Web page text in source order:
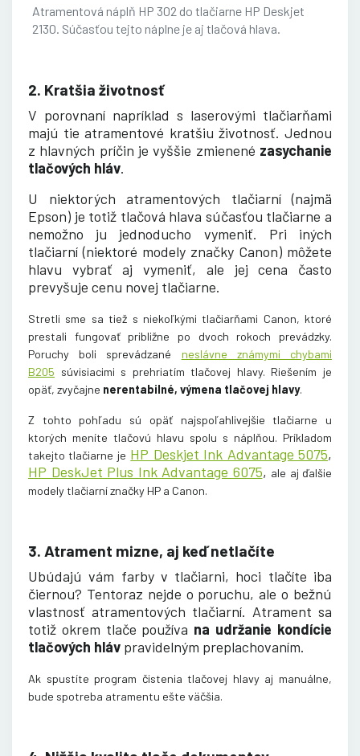
Atramentová náplň HP 302 do tlačiarne HP Deskjet
2130. Súčasťou tejto náplne je aj tlačová hlava.
2. Kratšia životnosť
V porovnaní napríklad s laserovými tlačiarňami
majú tie atramentové kratšiu životnosť. Jednou
z hlavných príčin je vyššie zmienené zasychanie
tlačových hláv.
U niektorých atramentových tlačiarní (najmä
Epson) je totiž tlačová hlava súčasťou tlačiarne a
nemožno ju jednoducho vymeniť. Pri iných
tlačiarní (niektoré modely značky Canon) môžete
hlavu vybrať aj vymeniť, ale jej cena často
prevyšuje cenu novej tlačiarne.
Stretli sme sa tiež s niekoľkými tlačiarňami Canon, ktoré
prestali fungovať približne po dvoch rokoch prevádzky.
Poruchy boli sprevádzané
neslávne známymi chybami
B205 súvisiacimi s prehriatím tlačovej hlavy. Riešením je
opäť, zvyčajne nerentabilné, výmena tlačovej hlavy.
Z tohto pohľadu sú opäť najspoľahlivejšie tlačiarne u
ktorých meníte tlačovú hlavu spolu s náplňou. Príkladom
takejto tlačiarne je HP Deskjet Ink Advantage 5075,
HP DeskJet Plus Ink Advantage 6075, ale aj ďalšie
modely tlačiarní značky HP a Canon.
3. Atrament mizne, aj keď netlačíte
Ubúdajú vám farby v tlačiarni, hoci tlačíte iba
čiernou? Tentoraz nejde o poruchu, ale o bežnú
vlastnosť atramentových tlačiarní. Atrament sa
totiž okrem tlače používa na udržanie kondície
tlačových hláv pravidelným preplachovaním.
Ak spustíte program čistenia tlačovej hlavy aj manuálne,
bude spotreba atramentu ešte väčšia.